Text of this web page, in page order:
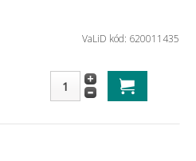
VaLiD kód: 620011435